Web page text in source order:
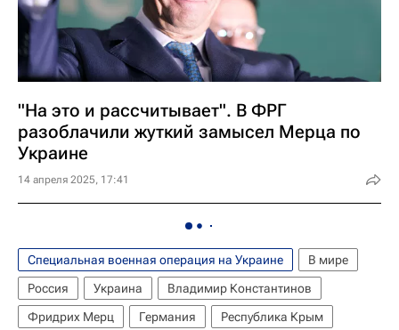
"На это и рассчитывает". В ФРГ
разоблачили жуткий замысел Мерца по
Украине
14 апреля 2025, 17:41
Специальная военная операция на Украине
В мире
Россия
Украина
Владимир Константинов
Фридрих Мерц
Германия Республика Крым